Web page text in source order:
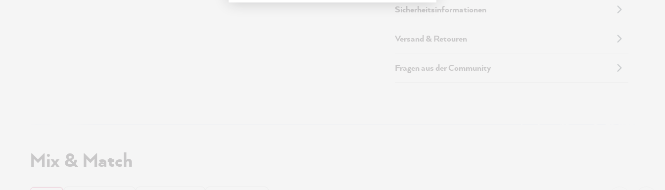
Sicherheitsinformationen
Versand & Retouren
Fragen aus der Community
Mix & Match